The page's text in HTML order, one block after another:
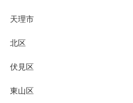
天理市
北区
伏見区
東山区